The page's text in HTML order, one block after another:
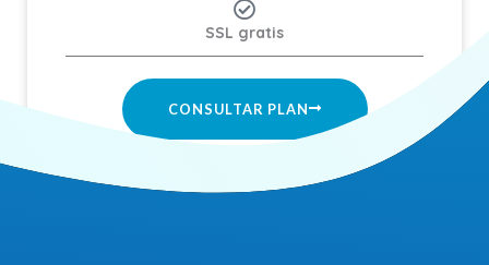
SSL gratis
CONSULTAR PLAN